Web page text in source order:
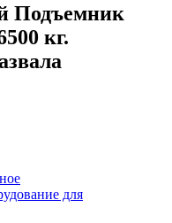
Подъемник
кг.
для